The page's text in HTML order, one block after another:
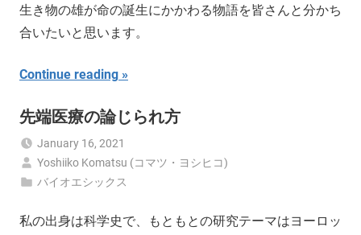
生き物の雄が命の誕生にかかわる物語を皆さんと分かち
合いたいと思います。
Continue reading
先端医療の論じられ方
January 16, 2021
Yoshiiko Komatsu (コマツ・ヨシヒコ)
バイオエシックス
私の出身は科学史で、もともとの研究テーマはヨーロッ